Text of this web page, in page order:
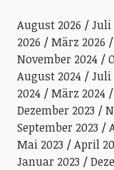
August 2026 Juli
2026
März 2026
November 2024
August 2024
Juli
2024
März 2024
Dezember 2023
September 2023
Mai 2023
April
Januar 2023